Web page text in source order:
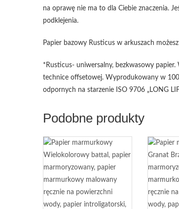
na oprawę nie ma to dla Ciebie znaczenia.
podklejenia.
Papier bazowy Rusticus w arkuszach
*Rusticus- uniwersalny, bezkwasowy
technice offsetowej. Wyprodukowany w
odpornych na starzenie ISO 9706 „LONG
Podobne produkty